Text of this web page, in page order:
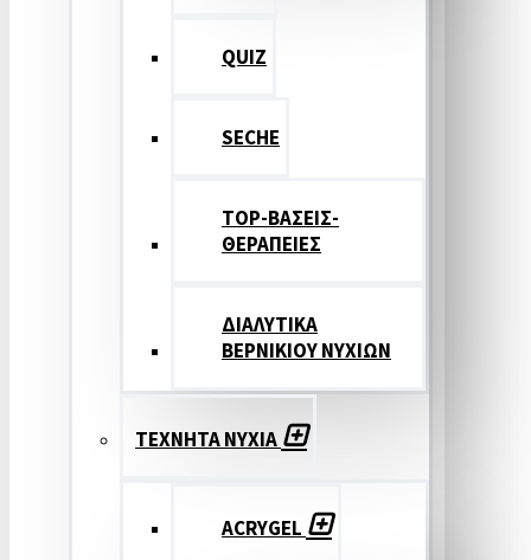
QUIZ
SECHE
TOP-ΒΑΣΕΙΣ-
ΘΕΡΑΠΕΙΕΣ
ΔΙΑΛΥΤΙΚΑ
ΒΕΡΝΙΚΙΟΥ ΝΥΧΙΩΝ
ΤΕΧΝΗΤΑ ΝΥΧΙΑ
ACRYGEL